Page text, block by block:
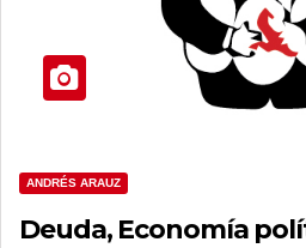
ANDRÉS ARAUZ
Deuda, Economía